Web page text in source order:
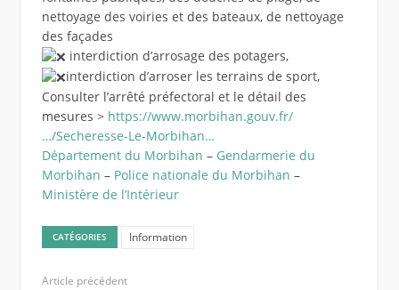
nettoyage des voiries et des bateaux, de nettoyage
des façades
interdiction d’arrosage des potagers,
interdiction d’arroser les terrains de sport,
Consulter l’arrêté préfectoral et le détail des
mesures > https://www.morbihan.gouv.fr/
…/Secheresse-Le-Morbihan…
Département du Morbihan – Gendarmerie du
Morbihan – Police nationale du Morbihan –
Ministère de l’Intérieur
CATÉGORIES Information
Article précédent